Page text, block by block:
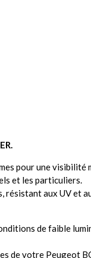
pour une visibilité
et les particuliers.
résistant aux UV et
de faible
de votre Peugeot